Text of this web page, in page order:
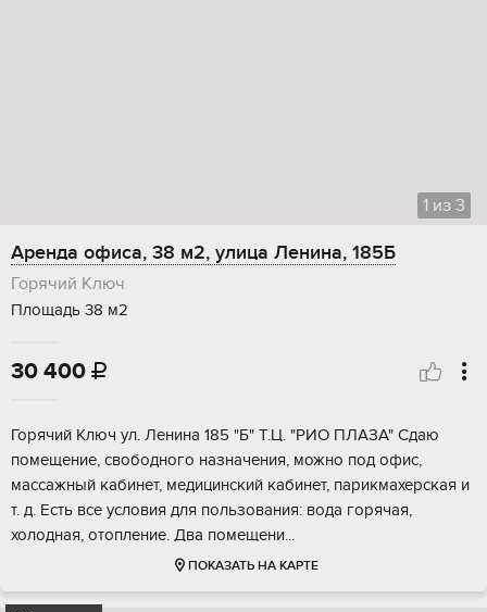
1 из 3
Аренда офиса, 38 м2, улица Ленина, 185Б
Горячий Ключ
Площадь 38 м2
30 400 
Горячий Ключ ул. Ленина 185 "Б" Т.Ц. "РИО ПЛАЗА" Сдаю
помещение, свободного назначения, можно под офис,
массажный кабинет, медицинский кабинет, парикмахерская и
т. д. Есть все условия для пользования: вода горячая,
холодная, отопление. Два помещени...
ПОКАЗАТЬ НА КАРТЕ